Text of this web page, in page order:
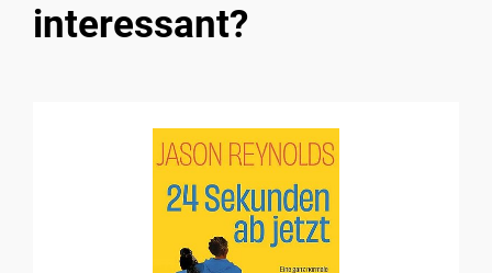
interessant?